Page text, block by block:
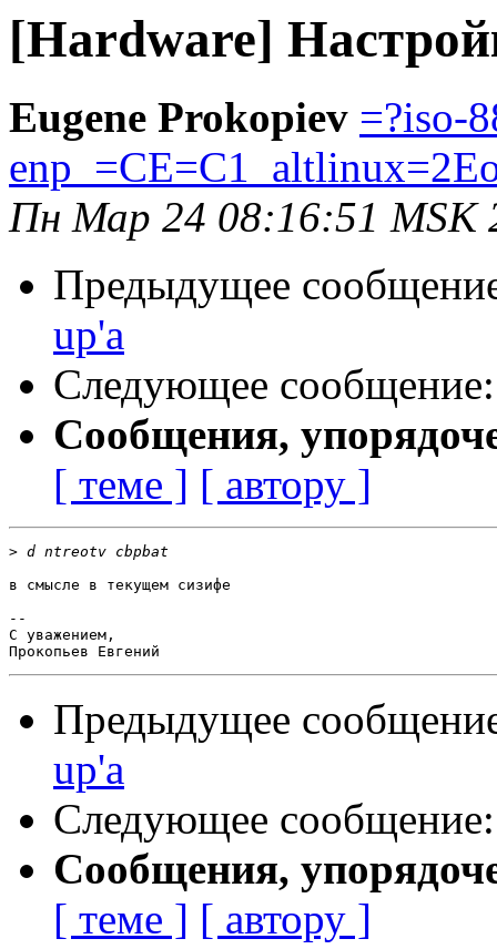
[Hardware]
Eugene Prokopiev =?iso-
Пн Мар 24 08:16:51 MSK
Предыдущее
up'а
Следующее
Сообщения,
[ теме ] [ автору ]
>
в смысле в текущем сизифе
--
С уважением,
Предыдущее
up'а
Следующее
Сообщения,
[ теме ] [ автору ]